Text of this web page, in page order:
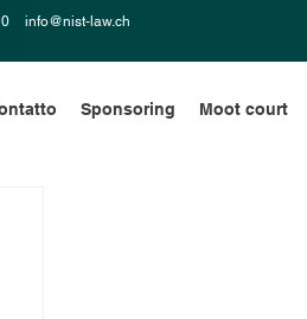
info@nist-law.ch
Sponsoring Moot court